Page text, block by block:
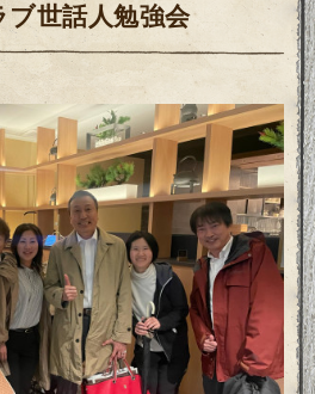
ブ世話人勉強会